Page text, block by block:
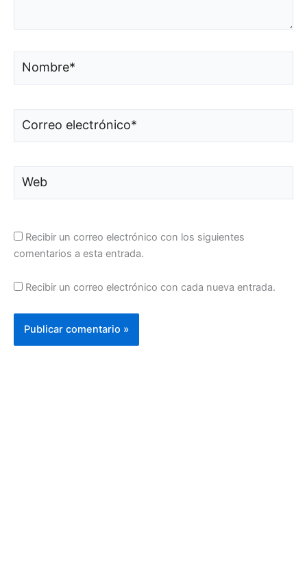
Correo
electrónico*
Recibir un correo electrónico con los siguientes
comentarios a esta entrada.
Recibir un correo electrónico con cada nueva entrada.